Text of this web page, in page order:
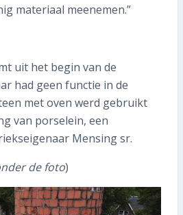
materiaal meenemen.”
uit het begin van de
had geen functie in de
met oven werd gebruikt
van porselein, een
Mensing sr.
de foto)